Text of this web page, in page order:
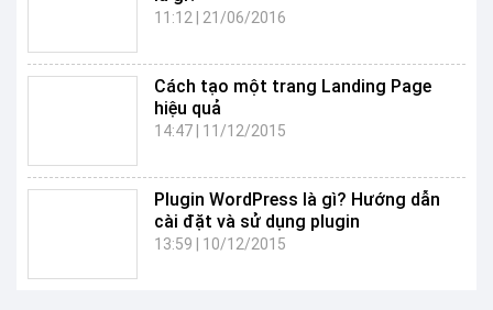
11:12 21/06/2016
Cách tạo một trang Landing Page
hiệu quả
14:47| 11/12/2015
Plugin WordPress là gì? Hướng dẫn
cài đặt và sử dụng plugin
13:59 10/12/2015